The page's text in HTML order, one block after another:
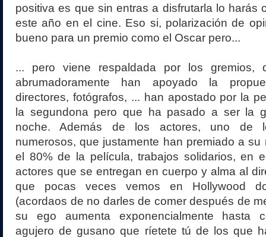
positiva es que sin entras a disfrutarla lo harás
este año en el cine. Eso si, polarización de
bueno para un premio como el Oscar pero...
... pero viene respaldada por los gremios,
abrumadoramente han apoyado la
directores, fotógrafos, ... han apostado por la
la segundona pero que ha pasado a ser la
noche. Además de los actores, uno de
numerosos, que justamente han premiado a su
el 80% de la película, trabajos solidarios, en
actores que se entregan en cuerpo y alma al
que pocas veces vemos en Hollywood
(acordaos de no darles de comer después de
su ego aumenta exponencialmente hasta
agujero de gusano que ríetete tú de los que